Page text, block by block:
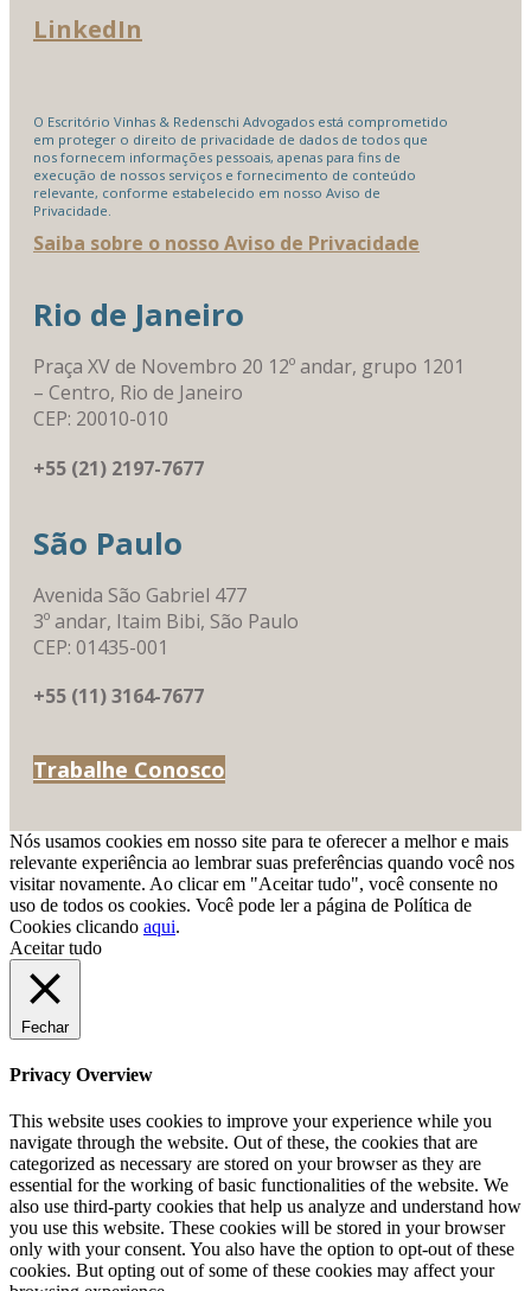
LinkedIn
O Escritório Vinhas & Redenschi Advogados está comprometido
em proteger o direito de privacidade de dados de todos que
nos fornecem informações pessoais, apenas para fins de
execução de nossos serviços e fornecimento de conteúdo
relevante, conforme estabelecido em nosso Aviso de
Privacidade.
Saiba sobre o nosso Aviso de Privacidade
Rio de Janeiro
Praça XV de Novembro 20 12º andar, grupo 1201
– Centro, Rio de Janeiro
CEP: 20010-010
+55 (21) 2197-7677
São Paulo
Avenida São Gabriel 477
3º andar, Itaim Bibi, São Paulo
CEP: 01435-001
+55 (11) 3164-7677
Trabalhe Conosco
Nós usamos cookies em nosso site para te oferecer a melhor e mais
relevante experiência ao lembrar suas preferências quando você nos
visitar novamente. Ao clicar em "Aceitar tudo", você consente no
uso de todos os cookies. Você pode ler a página de Política de
Cookies clicando aqui.
Aceitar tudo
Fechar
Privacy Overview
This website uses cookies to improve your experience while you
navigate through the website. Out of these, the cookies that are
categorized as necessary are stored on your browser as they are
essential for the working of basic functionalities of the website. We
also use third-party cookies that help us analyze and understand how
you use this website. These cookies will be stored in your browser
only with your consent. You also have the option to opt-out of these
cookies. But opting out of some of these cookies may affect your